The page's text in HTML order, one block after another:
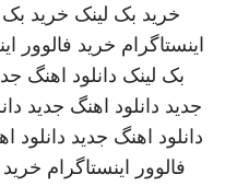
خرید بک لینک خرید بک
اینستاگرام خرید فالوور
بک لینک دانلود اهنگ
جدید دانلود اهنگ جدید
دانلود اهنگ جدید دانلود
فالوور اینستاگرام